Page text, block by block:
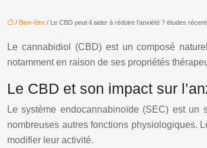
/ Bien-être / Le CBD peut-il aider à réduire l’anxiété ? études
Le cannabidiol (CBD) est un composé
notamment en raison de ses propriétés
Le CBD et son impact sur
Le système endocannabinoïde (SEC) est un
nombreuses autres fonctions physiologiques.
modifier leur activité.